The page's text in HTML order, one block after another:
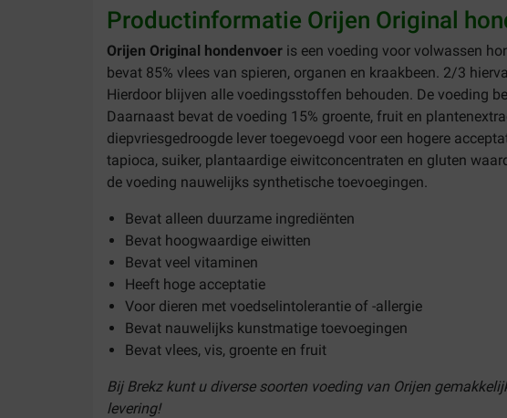
Productinformatie Orijen Original
Orijen Original hondenvoer is een voeding voor volwassen
bevat 85% vlees van spieren, organen en kraakbeen. 2/3
Hierdoor blijven alle voedingsstoffen behouden. De voeding
Daarnaast bevat de voeding 15% groente, fruit en
diepvriesgedroogde lever toegevoegd voor een hogere
tapioca, suiker, plantaardige eiwitconcentraten en gluten
de voeding nauwelijks synthetische toevoegingen.
Bevat alleen duurzame ingrediënten
Bevat hoogwaardige eiwitten
Bevat veel vitaminen
Heeft hoge acceptatie
Voor dieren met voedselintolerantie of -allergie
Bevat nauwelijks kunstmatige toevoegingen
Bevat vlees, vis, groente en fruit
Bij Brekz kunt u diverse soorten voeding van Orijen
levering!